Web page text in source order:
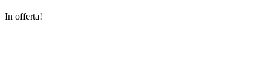
In offerta!